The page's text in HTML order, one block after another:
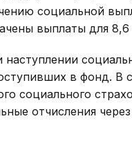
социальной
выплаты для 8,6
в фонд. В
социального
отчисления